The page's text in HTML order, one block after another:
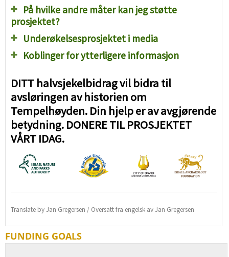
På hvilke andre måter kan jeg støtte
prosjektet?
Underøkelsesprosjektet i media
Koblinger for ytterligere informasjon
DITT halvsjekelbidrag vil bidra til
avsløringen av historien om
Tempelhøyden. Din hjelp er av avgjørende
betydning. DONERE TIL PROSJEKTET
VÅRT IDAG.
Translate by Jan Gregersen / Oversatt fra engelsk av Jan Gregersen
FUNDING GOALS